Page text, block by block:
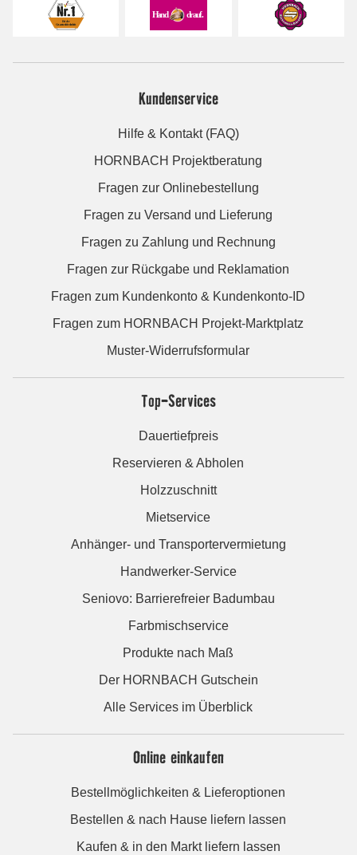
Kundenservice
Hilfe & Kontakt (FAQ)
HORNBACH Projektberatung
Fragen zur Onlinebestellung
Fragen zu Versand und Lieferung
Fragen zu Zahlung und Rechnung
Fragen zur Rückgabe und Reklamation
Fragen zum Kundenkonto & Kundenkonto-ID
Fragen zum HORNBACH Projekt-Marktplatz
Muster-Widerrufsformular
Top-Services
Dauertiefpreis
Reservieren & Abholen
Holzzuschnitt
Mietservice
Anhänger- und Transportervermietung
Handwerker-Service
Seniovo: Barrierefreier Badumbau
Farbmischservice
Produkte nach Maß
Der HORNBACH Gutschein
Alle Services im Überblick
Online einkaufen
Bestellmöglichkeiten & Lieferoptionen
Bestellen & nach Hause liefern lassen
Kaufen & in den Markt liefern lassen